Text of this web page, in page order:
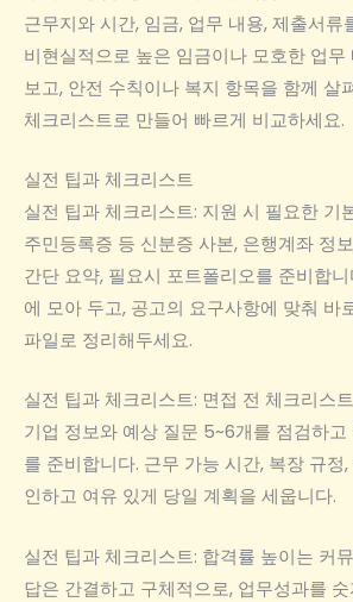
근무지와 시간, 임금, 업무 내용, 제출서류
비현실적으로 높은 임금이나 모호한 업무
보고, 안전 수칙이나 복지 항목을 함께 살
체크리스트로 만들어 빠르게 비교하세요.
실전 팁과 체크리스트
실전 팁과 체크리스트: 지원 시 필요한 기
주민등록증 등 신분증 사본, 은행계좌 정
간단 요약, 필요시 포트폴리오를 준비합
에 모아 두고, 공고의 요구사항에 맞춰 바
파일로 정리해두세요.
실전 팁과 체크리스트: 면접 전 체크리스트
기업 정보와 예상 질문 5~6개를 점검하
를 준비합니다. 근무 가능 시간, 복장 규정
인하고 여유 있게 당일 계획을 세웁니다.
실전 팁과 체크리스트: 합격률 높이는 커
답은 간결하고 구체적으로, 업무성과를